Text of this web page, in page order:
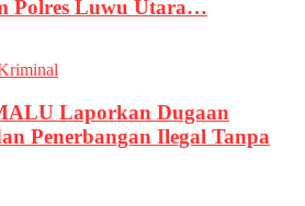
Polres Luwu Utara…
Laporkan Dugaan
Penerbangan Ilegal Tanpa